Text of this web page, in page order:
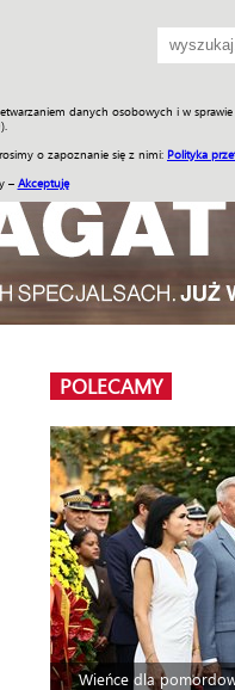
danych osobowych i w
o zapoznanie się z nimi: Polityka
– Akceptuję
SKLEP Jednodniówki
POLECAMY
Wieńce dla